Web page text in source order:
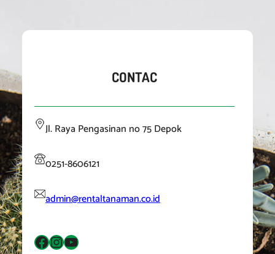
CONTAC
Jl. Raya Pengasinan no 75 Depok
0251-8606121
admin@rentaltanaman.co.id
Facebook InstagramYouTube